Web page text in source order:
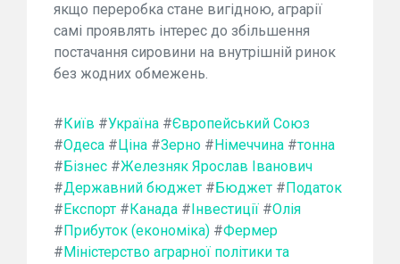
якщо переробка стане вигідною, аграрії
самі проявлять інтерес до збільшення
постачання сировини на внутрішній ринок
без жодних обмежень.
# Київ #Україна #Європейський Союз
#Одеса # Ціна #Зерно # Німеччина #тонна
# Бізнес #Железняк Ярослав Іванович
#Державний бюджет # Бюджет # Податок
# Експорт # Канада # Інвестиції #Олія
# Прибуток (економіка) #Фермер
# Міністерство аграрної політики та